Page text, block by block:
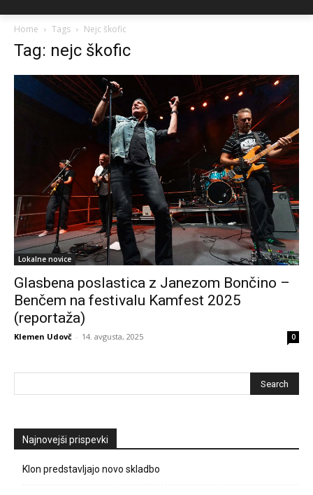
Home Tags Nejc škofic
Tag: nejc škofic
Lokalne novice
Glasbena poslastica z Janezom Bončino –
Benčem na festivalu Kamfest 2025
(reportaža)
Klemen Udovč - 14. avgusta, 2025 0
Najnovejši prispevki
Klon predstavljajo novo skladbo